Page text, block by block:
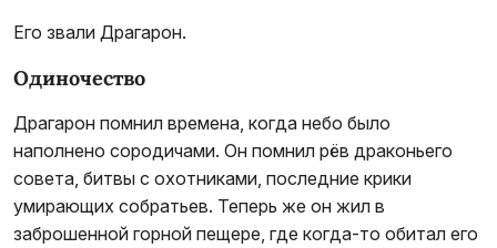
Его звали Драгарон.
Одиночество
Драгарон помнил времена, когда небо было
наполнено сородичами. Он помнил рёв драконьего
совета, битвы с охотниками, последние крики
умирающих собратьев. Теперь же он жил в
заброшенной горной пещере, где когда-то обитал его